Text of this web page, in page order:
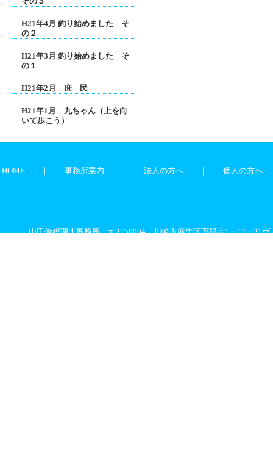
H21年4月 釣り始めました そ
の２
H21年3月 釣り始めました そ
の１
H21年2月 庶 民
H21年1月 九ちゃん（上を向
いて歩こう）
HOME ｜ 事務所案内 ｜ 法人の方へ ｜ 個人の方へ
山田修税理士事務所 〒2150004 川崎市麻生区万福寺1－12